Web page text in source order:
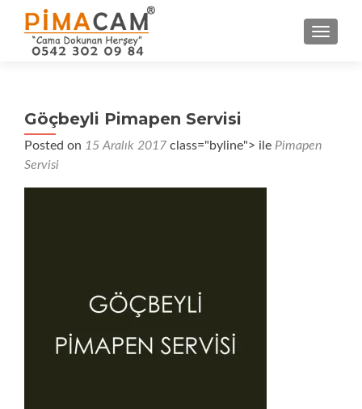
Göçbeyli Pimapen Servisi
Posted on 15 Aralık 2017 class="byline"> ile Pimapen
Servisi